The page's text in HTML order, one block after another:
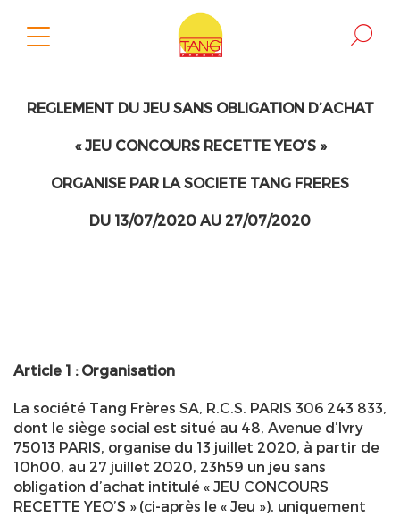
REGLEMENT DU JEU SANS OBLIGATION D’ACHAT
« JEU CONCOURS RECETTE YEO’S »
ORGANISE PAR LA SOCIETE TANG FRERES
DU 13/07/2020 AU 27/07/2020
Article 1 : Organisation
La société Tang Frères SA, R.C.S. PARIS 306 243 833,
dont le siège social est situé au 48, Avenue d’Ivry
75013 PARIS, organise du 13 juillet 2020, à partir de
10h00, au 27 juillet 2020, 23h59 un jeu sans
obligation d’achat intitulé « JEU CONCOURS
RECETTE YEO’S » (ci-après le « Jeu »), uniquement